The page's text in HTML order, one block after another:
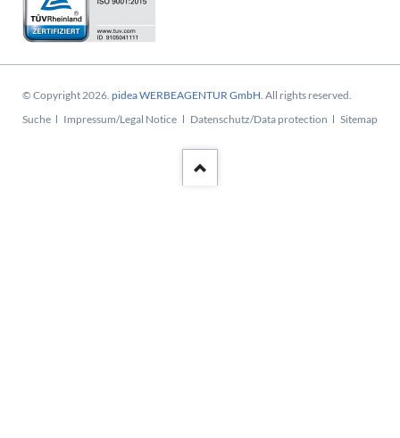
© Copyright 2026. pidea WERBEAGENTUR GmbH . All rights reserved.
Navigation
Suche Impressum/Legal Notice Datenschutz/Data protection Sitemap